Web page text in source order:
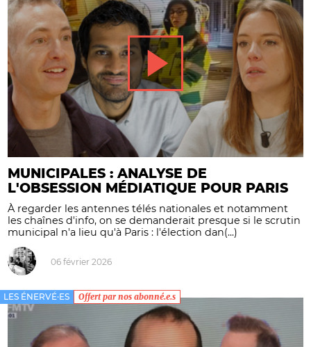
MUNICIPALES : ANALYSE DE
L'OBSESSION MÉDIATIQUE POUR PARIS
À regarder les antennes télés nationales et notamment
les chaînes d'info, on se demanderait presque si le scrutin
municipal n'a lieu qu'à Paris : l'élection dan(...)
06 février 2026
LES ÉNERVÉ·ES Offert par nos abonné.e.s